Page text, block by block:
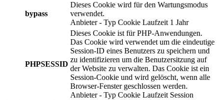
bypass
Dieses Cookie wird für den Wartungsmodus
verwendet.
Anbieter - Typ Cookie Laufzeit 1 Jahr
PHPSESSID
Dieses Cookie ist für PHP-Anwendungen.
Das Cookie wird verwendet um die eindeutige
Session-ID eines Benutzers zu speichern und
zu identifizieren um die Benutzersitzung auf
der Website zu verwalten. Das Cookie ist ein
Session-Cookie und wird gelöscht, wenn alle
Browser-Fenster geschlossen werden.
Anbieter - Typ Cookie Laufzeit Session